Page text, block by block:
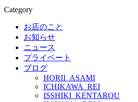
Category
お店のこと
お知らせ
ニュース
プライベート
ブログ
HORII_ASAMI
ICHIKAWA_REI
ISSHIKI_KENTAROU